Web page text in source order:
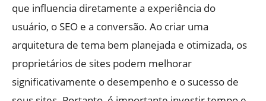
que influencia diretamente a experiência do
usuário, o SEO e a conversão. Ao criar uma
arquitetura de tema bem planejada e otimizada, os
proprietários de sites podem melhorar
significativamente o desempenho e o sucesso de